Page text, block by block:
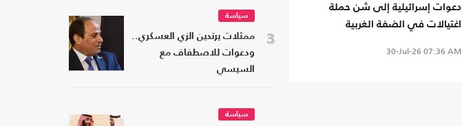
دعوات إسرائيلية إلى شن حملة
اغتيالات في الضفة الغربية
30-Jul-26 07:36 AM
3
سياسة
ممثلات يرتدين الزي العسكري..
ودعوات للاصطفاف مع
السيسي
سياسة